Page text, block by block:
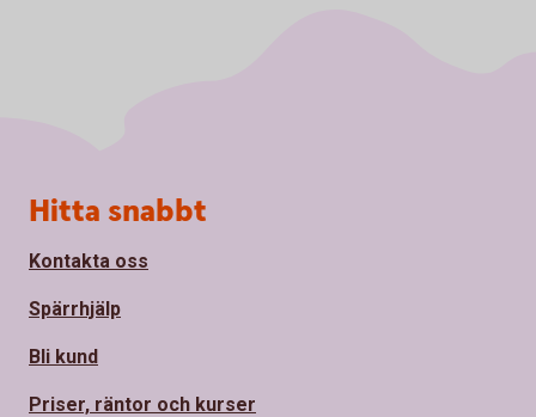
Sidfot
Hitta snabbt
Kontakta oss
Spärrhjälp
Bli kund
Priser, räntor och kurser